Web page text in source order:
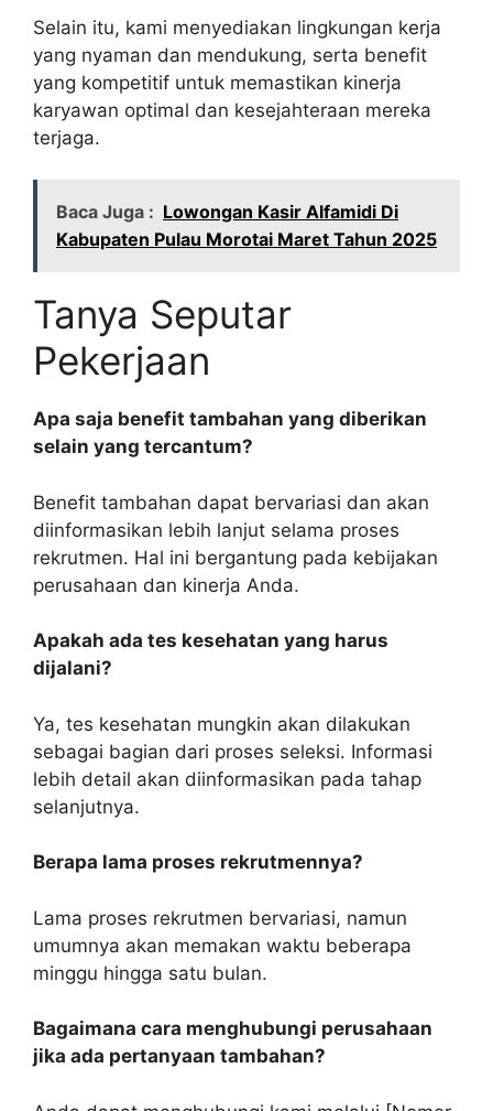
Selain itu, kami menyediakan lingkungan kerja
yang nyaman dan mendukung, serta benefit
yang kompetitif untuk memastikan kinerja
karyawan optimal dan kesejahteraan mereka
terjaga.
Baca Juga : Lowongan Kasir Alfamidi Di
Kabupaten Pulau Morotai Maret Tahun 2025
Tanya Seputar
Pekerjaan
Apa saja benefit tambahan yang diberikan
selain yang tercantum?
Benefit tambahan dapat bervariasi dan akan
diinformasikan lebih lanjut selama proses
rekrutmen. Hal ini bergantung pada kebijakan
perusahaan dan kinerja Anda.
Apakah ada tes kesehatan yang harus
dijalani?
Ya, tes kesehatan mungkin akan dilakukan
sebagai bagian dari proses seleksi. Informasi
lebih detail akan diinformasikan pada tahap
selanjutnya.
Berapa lama proses rekrutmennya?
Lama proses rekrutmen bervariasi, namun
umumnya akan memakan waktu beberapa
minggu hingga satu bulan.
Bagaimana cara menghubungi perusahaan
jika ada pertanyaan tambahan?